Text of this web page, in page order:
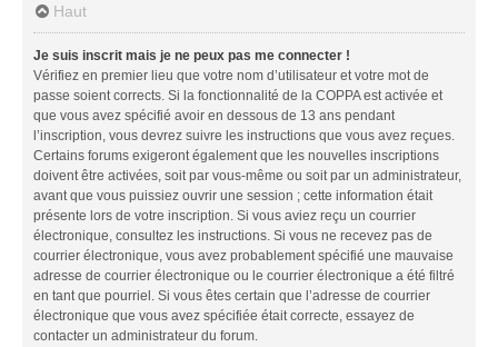
Haut
Je suis inscrit mais je ne peux pas me connecter !
Vérifiez en premier lieu que votre nom d’utilisateur et votre mot de
passe soient corrects. Si la fonctionnalité de la COPPA est activée et
que vous avez spécifié avoir en dessous de 13 ans pendant
l’inscription, vous devrez suivre les instructions que vous avez reçues.
Certains forums exigeront également que les nouvelles inscriptions
doivent être activées, soit par vous-même ou soit par un administrateur,
avant que vous puissiez ouvrir une session ; cette information était
présente lors de votre inscription. Si vous aviez reçu un courrier
électronique, consultez les instructions. Si vous ne recevez pas de
courrier électronique, vous avez probablement spécifié une mauvaise
adresse de courrier électronique ou le courrier électronique a été filtré
en tant que pourriel. Si vous êtes certain que l’adresse de courrier
électronique que vous avez spécifiée était correcte, essayez de
contacter un administrateur du forum.